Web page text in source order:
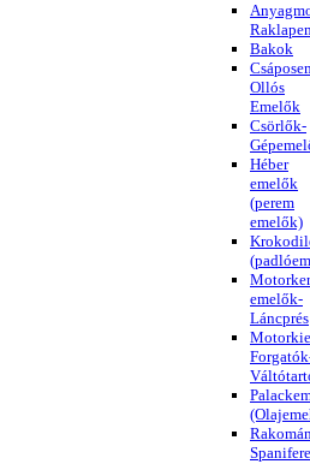
Bakok
Ollós
Emelők
Csörlők-
Héber
emelők
(perem
emelők)
emelők-
Láncprés